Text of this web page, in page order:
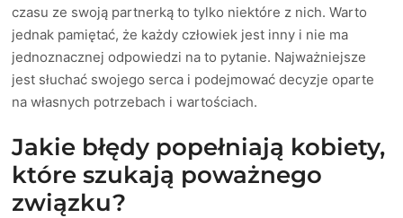
czasu ze swoją partnerką to tylko niektóre z nich. Warto
jednak pamiętać, że każdy człowiek jest inny i nie ma
jednoznacznej odpowiedzi na to pytanie. Najważniejsze
jest słuchać swojego serca i podejmować decyzje oparte
na własnych potrzebach i wartościach.
Jakie błędy popełniają kobiety,
które szukają poważnego
związku?